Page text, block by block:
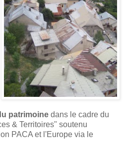
patrimoine dans le cadre du
& Territoires" soutenu
PACA et l'Europe via le